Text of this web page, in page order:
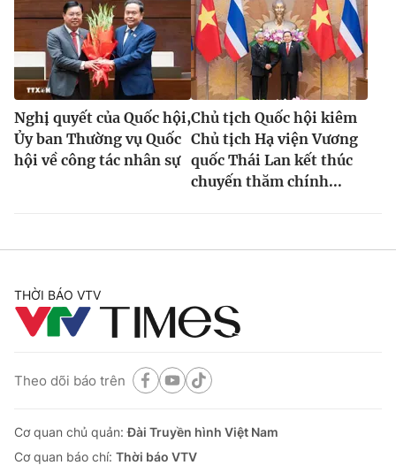
Nghị quyết của Quốc hội,
Ủy ban Thường vụ Quốc
hội về công tác nhân sự
Chủ tịch Quốc hội kiêm
Chủ tịch Hạ viện Vương
quốc Thái Lan kết thúc
chuyến thăm chính...
THỜI BÁO VTV
Theo dõi báo trên
Cơ quan chủ quản:Đài Truyền hình Việt Nam
Cơ quan báo chí: Thời báo VTV